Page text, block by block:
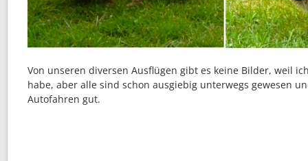
Von unseren diversen Ausflügen gibt es keine Bilder, weil
habe, aber alle sind schon ausgiebig unterwegs gewesen
Autofahren gut.